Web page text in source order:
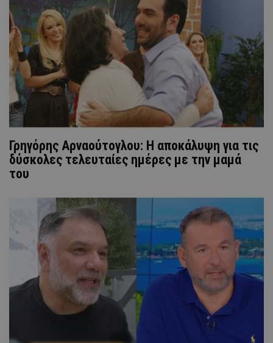
Γρηγόρης Αρναούτογλου: Η αποκάλυψη για τις
δύσκολες τελευταίες ημέρες με την μαμά
του